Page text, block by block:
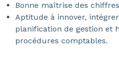
Bonne maîtrise des
Aptitude à innover,
planification de gestion et
procédures comptables.